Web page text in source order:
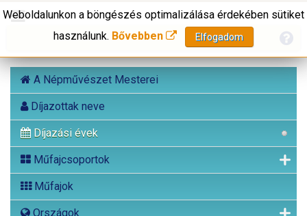
A Népművészet Mesterei
Díjazottak neve
Díjazási évek
Műfajcsoportok
Műfajok
Országok
Weboldalunkon a böngészés optimalizálása érdekében sütiket
használunk. Bővebben Elfogadom